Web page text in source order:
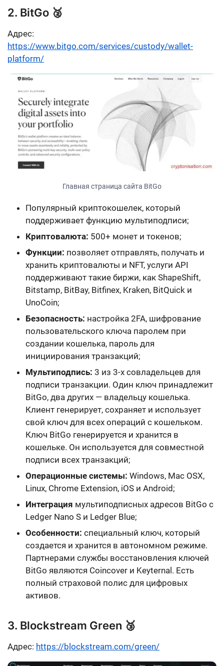
2. BitGo 🥈
Адрес:
https://www.bitgo.com/services/custody/wallet-
platform/
Главная страница сайта BitGo
Популярный криптокошелек, который
поддерживает функцию мультиподписи;
Криптовалюта: 500+ монет и токенов;
Функции: позволяет отправлять, получать и
хранить криптовалюты и NFT, услуги API
поддерживают такие биржи, как ShapeShift,
Bitstamp, BitBay, Bitfinex, Kraken, BitQuick и
UnoCoin;
Безопасность: настройка 2FA, шифрование
пользовательского ключа паролем при
создании кошелька, пароль для
инициирования транзакций;
Мультиподпись: 3 из 3-х совладельцев для
подписи транзакции. Один ключ принадлежит
BitGo, два других — владельцу кошелька.
Клиент генерирует, сохраняет и использует
свой ключ для всех операций с кошельком.
Ключ BitGo генерируется и хранится в
кошельке. Он используется для совместной
подписи всех транзакций;
Операционные системы: Windows, Mac OSX,
Linux, Chrome Extension, iOS и Android ;
Интеграция мультиподписных адресов BitGo с
Ledger Nano S и Ledger Blue;
Особенности: специальный ключ, который
создается и хранится в автономном режиме.
Партнерами службы восстановления ключей
BitGo являются Coincover и Keyternal . Есть
полный страховой полис для цифровых
активов.
3. Blockstream Green 🥉
Адрес: https://blockstream.com/green/